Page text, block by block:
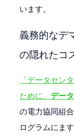
います。
義務的なデ
の隠れたコ
「データセン
ために、 デー
の電力協同組
ログラムにま